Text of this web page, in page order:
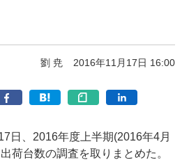
劉 尭 2016年11月17日 16:00
日、2016年度上半期(2016年4月
荷台数の調査を取りまとめた。